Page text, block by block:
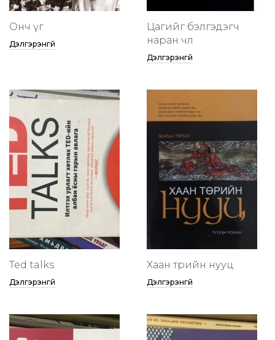
Онч үг
Дэлгэрэнгүй
Цагийг бэлгэдэгч
наран чөлөө
Дэлгэрэнгүй
Ted talks
Дэлгэрэнгүй
Хаан төрийн нууц
Дэлгэрэнгүй